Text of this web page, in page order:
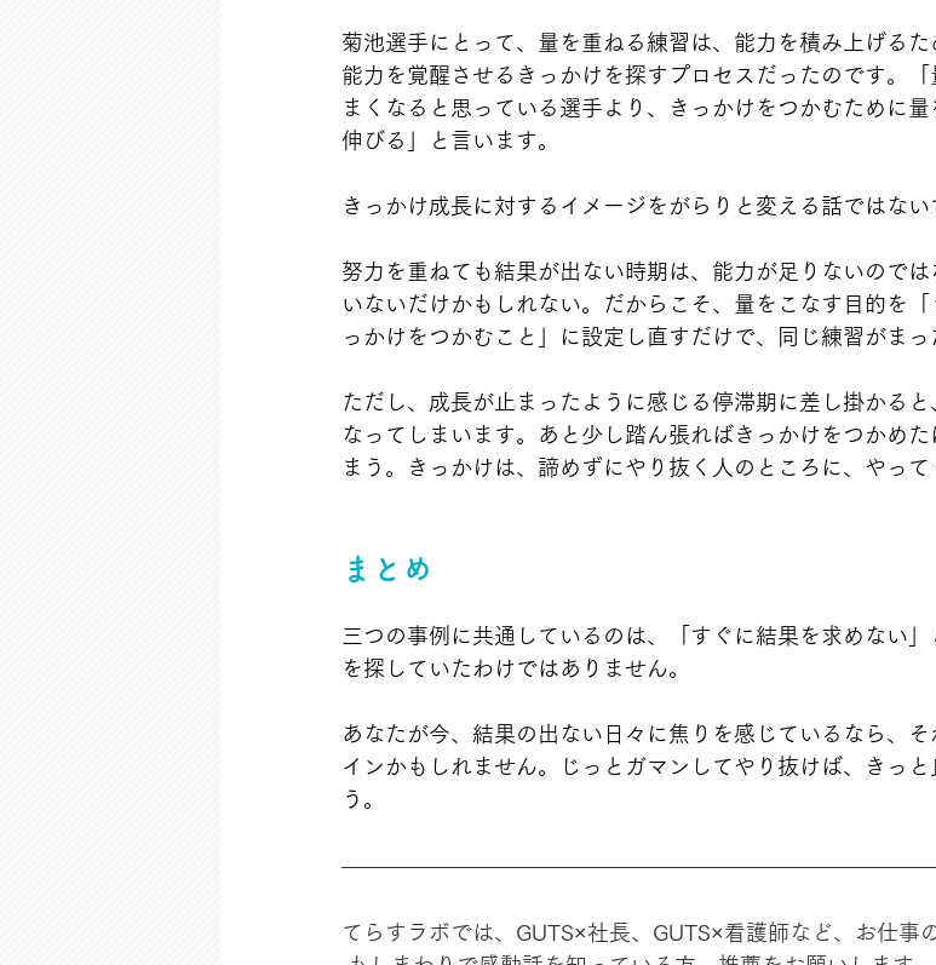
菊池選手にとって、量を重ねる練習は、能力を積み上げる
能力を覚醒させるきっかけを探すプロセスだったのです。
まくなると思っている選手より、きっかけをつかむために
伸びる」と言います。
きっかけ成長に対するイメージをがらりと変える話ではない
努力を重ねても結果が出ない時期は、能力が足りないので
いないだけかもしれない。だからこそ、量をこなす目的を
っかけをつかむこと」に設定し直すだけで、同じ練習がまっ
ただし、成長が止まったように感じる停滞期に差し掛かる
なってしまいます。あと少し踏ん張ればきっかけをつかめ
まう。きっかけは、諦めずにやり抜く人のところに、やって
まとめ
三つの事例に共通しているのは、「すぐに結果を求めない
を探していたわけではありません。
あなたが今、結果の出ない日々に焦りを感じているなら、
インかもしれません。じっとガマンしてやり抜けば、きっ
う。
てらすラボでは、GUTS×社長、GUTS×看護師など、お仕事